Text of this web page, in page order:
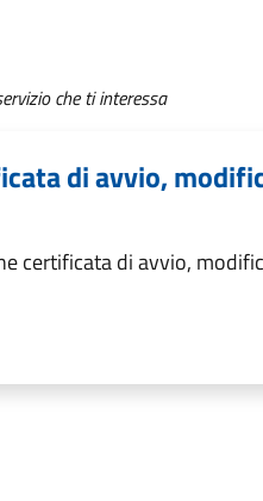
che ti interessa
di avvio,
certificata di avvio,